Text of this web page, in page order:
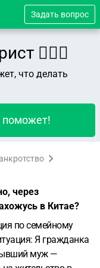
Задать вопрос
👨🏻‍⚖️
что делать
поможет!
через
в Китае?
по семейному
Я гражданка
муж —